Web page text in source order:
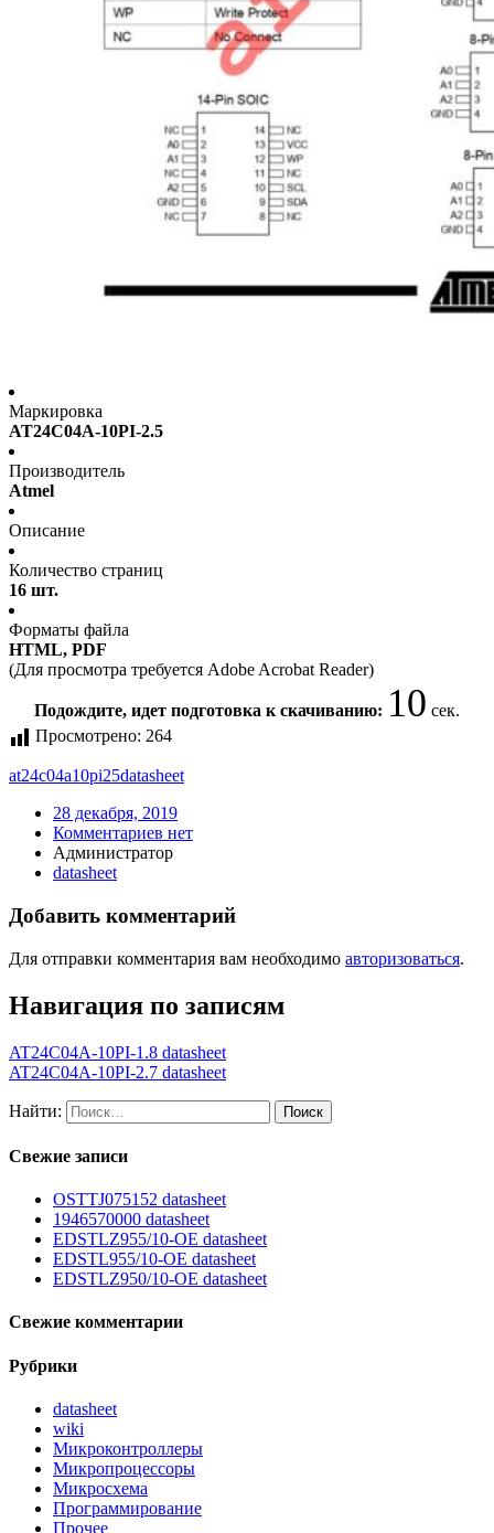
Маркировка
AT24C04A-10PI-2.5
Производитель
Atmel
Описание
Количество страниц
16 шт.
Форматы файла
HTML, PDF
(Для просмотра требуется Adobe Acrobat Reader)
Подождите, идет подготовка к скачиванию: 10 сек.
Просмотрено: 264
at24c04a10pi25datasheet
28 декабря, 2019
Комментариев нет
Администратор
datasheet
Добавить комментарий
Для отправки комментария вам необходимо авторизоваться.
Навигация по записям
AT24C04A-10PI-1.8 datasheet
AT24C04A-10PI-2.7 datasheet
Найти:
Свежие записи
OSTTJ075152 datasheet
1946570000 datasheet
EDSTLZ955/10-OE datasheet
EDSTL955/10-OE datasheet
EDSTLZ950/10-OE datasheet
Свежие комментарии
Рубрики
datasheet
wiki
Микроконтроллеры
Микропроцессоры
Микросхема
Программирование
Прочее